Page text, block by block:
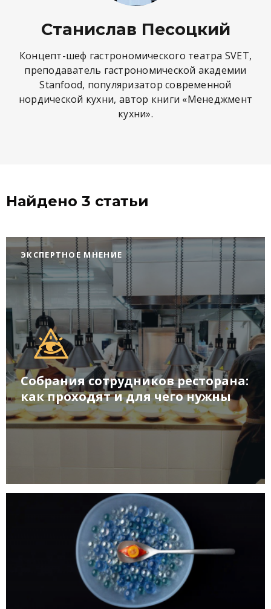
Станислав Песоцкий
Концепт-шеф гастрономического театра SVET,
преподаватель гастрономической академии
Stanfood, популяризатор современной
нордической кухни, автор книги «Менеджмент
кухни».
Найдено 3 статьи
ЭКСПЕРТНОЕ МНЕНИЕ
Собрания сотрудников ресторана:
как проходят и для чего нужны